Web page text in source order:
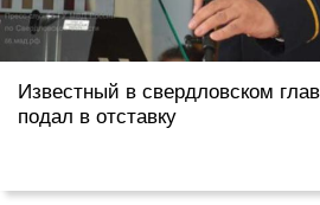
Известный в свердловском
подал в отставку